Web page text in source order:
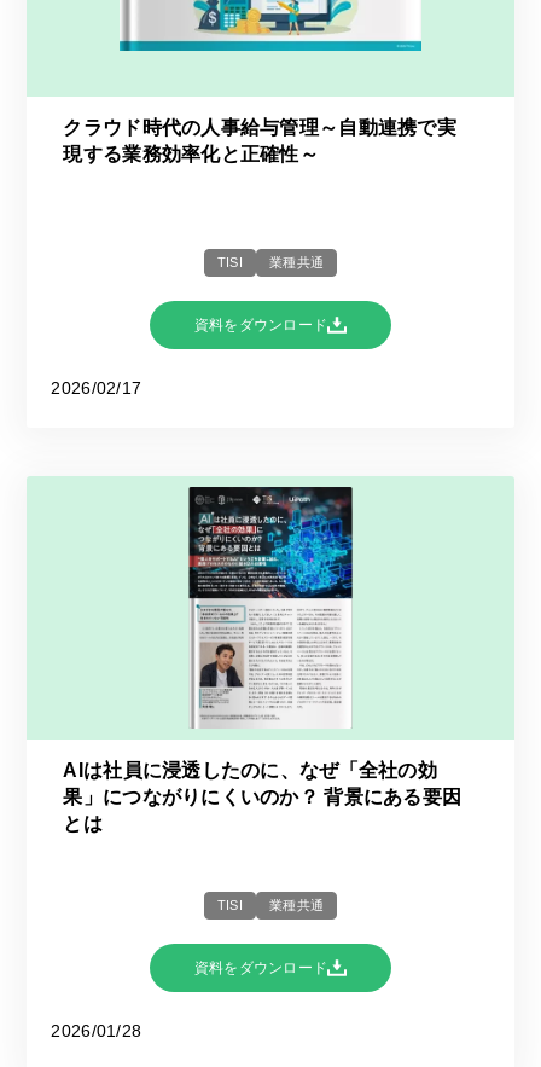
クラウド時代の人事給与管理～自動連携で実
現する業務効率化と正確性～
TISI 業種共通
資料をダウンロード
2026/02/17
AIは社員に浸透したのに、なぜ「全社の効
果」につながりにくいのか？ 背景にある要因
とは
TISI 業種共通
資料をダウンロード
2026/01/28